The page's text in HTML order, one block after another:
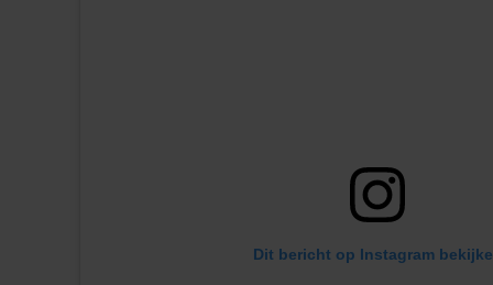
Dit bericht op Instagram